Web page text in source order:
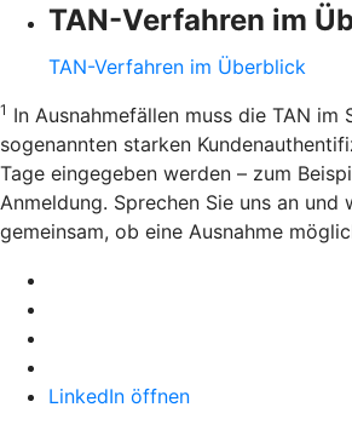
TAN-Verfahren im
TAN-Verfahren im Überblick
1 In Ausnahmefällen muss die TAN im
sogenannten starken
Tage eingegeben werden – zum
Anmeldung. Sprechen Sie uns an und
gemeinsam, ob eine Ausnahme
LinkedIn öffnen